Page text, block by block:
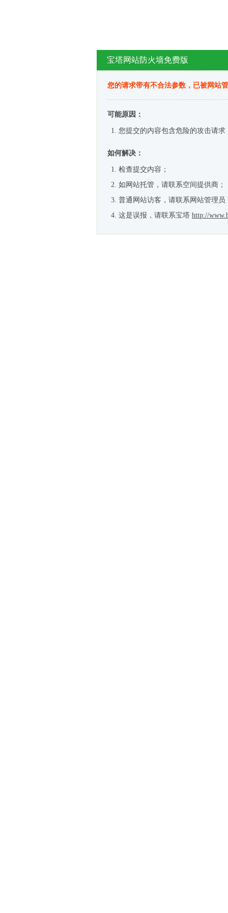
宝塔网站防火墙免费版
您的请求带有不合法参数，已被网站
可能原因：
您提交的内容包含危险的攻击请求
如何解决：
检查提交内容；
如网站托管，请联系空间提供商；
普通网站访客，请联系网站管理员
这是误报，请联系宝塔 http://